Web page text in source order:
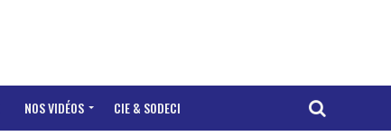
NOS VIDÉOS CIE & SODECI